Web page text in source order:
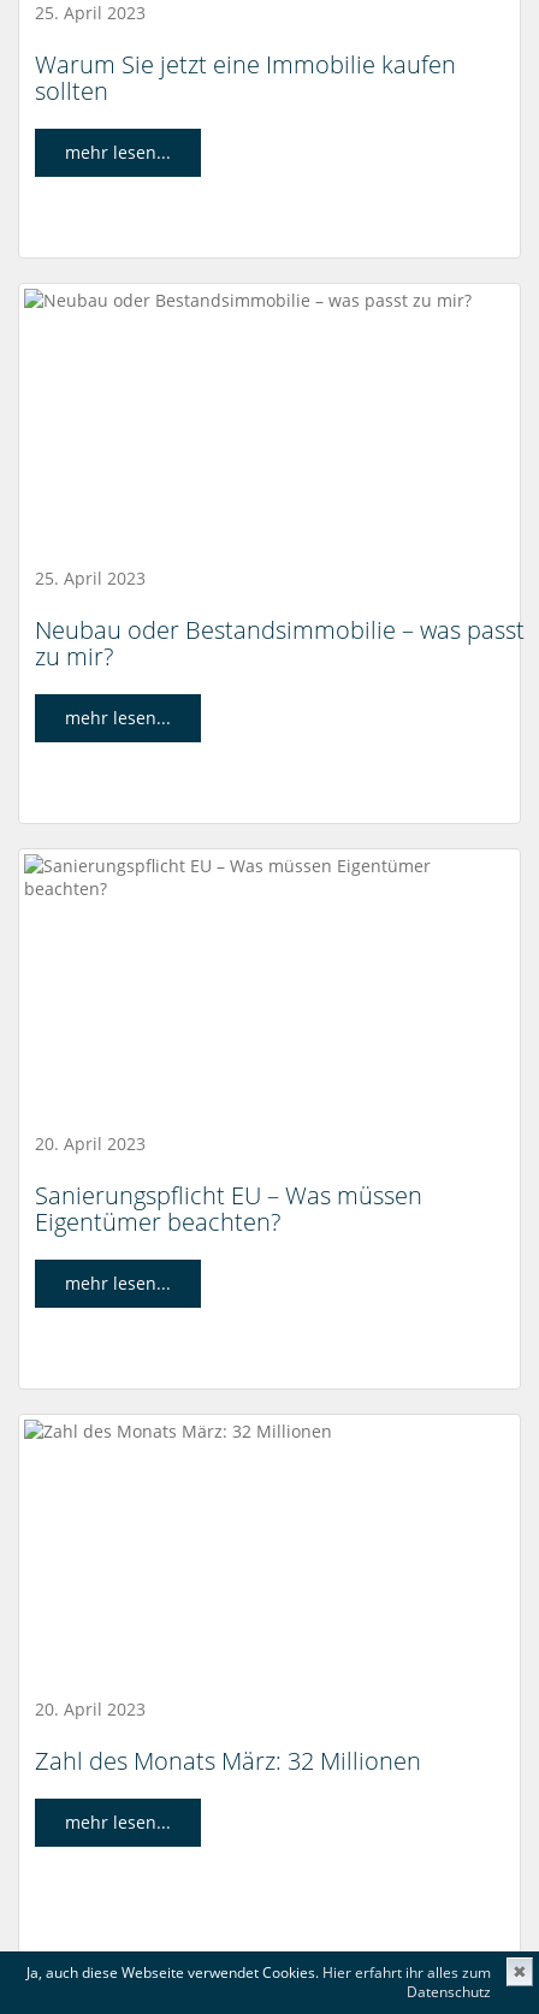
Ja, auch diese Webseite verwendet Cookies. Hier erfahrt ihr alles zum
Datenschutz
✖
25. April 2023
Warum Sie jetzt eine Immobilie kaufen
sollten
mehr lesen...
25. April 2023
Neubau oder Bestandsimmobilie – was passt
zu mir?
mehr lesen...
20. April 2023
Sanierungspflicht EU – Was müssen
Eigentümer beachten?
mehr lesen...
20. April 2023
Zahl des Monats März: 32 Millionen
mehr lesen...